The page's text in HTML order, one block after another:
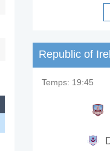
Republic of
Temps: 19:45